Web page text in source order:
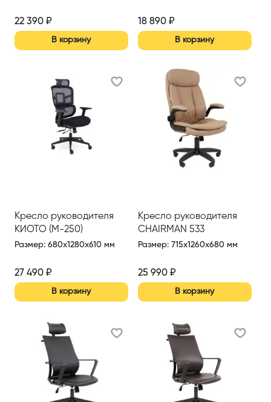
22 390 ₽
В корзину
18 890₽
В корзину
Кресло руководителя
КИОТО (М-250)
Размер: 680x1280x610 мм
27 490 ₽
В корзину
Кресло руководителя
CHAIRMAN 533
Размер: 715x1260x680 мм
25 990₽
В корзину